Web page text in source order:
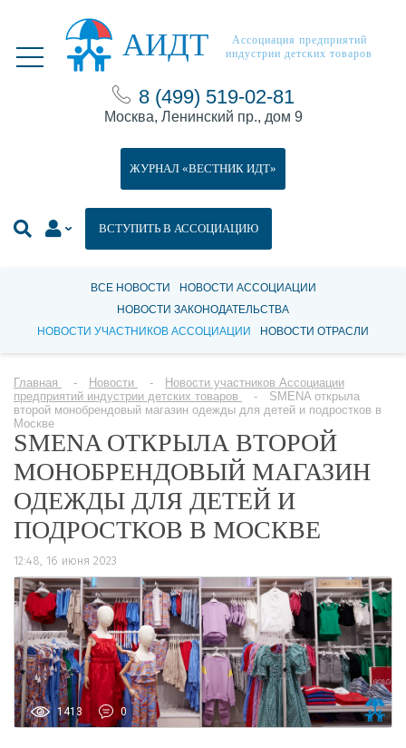
АИДТ
Ассоциация предприятий
индустрии детских товаров
8 (499) 519-02-81
Москва, Ленинский пр., дом 9
ВСТУПИТЬ В АССОЦИАЦИЮ
ЖУРНАЛ «ВЕСТНИК ИДТ»
ВСЕ НОВОСТИ
НОВОСТИ АССОЦИАЦИИ
НОВОСТИ ЗАКОНОДАТЕЛЬСТВА
НОВОСТИ УЧАСТНИКОВ АССОЦИАЦИИ
НОВОСТИ ОТРАСЛИ
Главная Новости
Новости участников Ассоциации
предприятий индустрии детских товаров
SMENA открыла
второй монобрендовый магазин одежды для детей и подростков в
Москве
SMENA ОТКРЫЛА ВТОРОЙ
МОНОБРЕНДОВЫЙ МАГАЗИН
ОДЕЖДЫ ДЛЯ ДЕТЕЙ И
ПОДРОСТКОВ В МОСКВЕ
12:48, 16 июня 2023
1413 0